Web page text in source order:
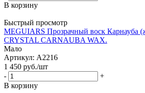
В корзину
Быстрый просмотр
MEGUIARS Прозрачный воск Карнауба
CRYSTAL CARNAUBA WAX.
Мало
Артикул: A2216
1 450 руб./шт
-
+
В корзину